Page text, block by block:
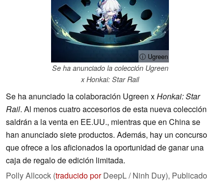
ⓘ Ugreen
Se ha anunciado la colección Ugreen
x Honkai: Star Rail
Se ha anunciado la colaboración Ugreen xHonkai: Star
Rail. Al menos cuatro accesorios de esta nueva colección
saldrán a la venta en EE.UU., mientras que en China se
han anunciado siete productos. Además, hay un concurso
que ofrece a los aficionados la oportunidad de ganar una
caja de regalo de edición limitada.
Polly Allcock (traducido porDeepL / Ninh Duy), Publicado